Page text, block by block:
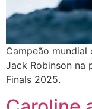
Campeão mundial
Jack Robinson na
Finals 2025.